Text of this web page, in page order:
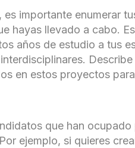
es importante enumerar
hayas llevado a cabo.
años de estudio a tus
en estos proyectos
que han
ejemplo, si quieres